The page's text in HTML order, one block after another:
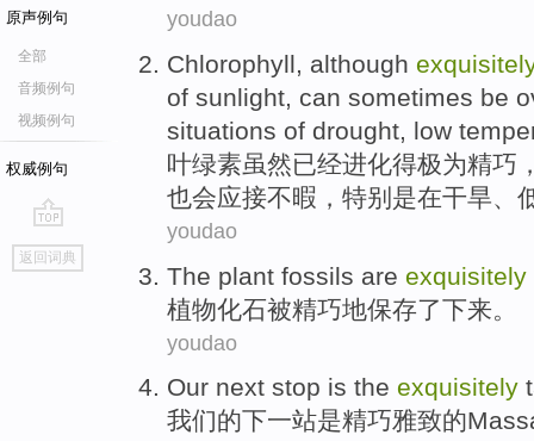
原声例句
全部
音频例句
视频例句
权威例句
go
top
返回词典
youdao
Chlorophyll, although
of sunlight, can sometimes be
situations of drought, low
叶绿素虽然已经进化得极为精巧
也会应接不暇， 特别是在干旱、
youdao
The plant fossils are exquisitely
植物化石被精巧地保存了下来。
youdao
Our next stop is the exquisitely
我们的下一站是精巧雅致的